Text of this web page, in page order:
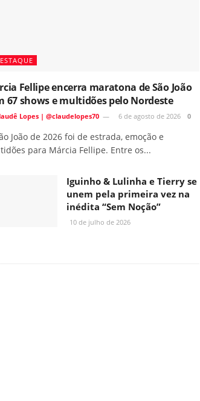
Fellipe encerra maratona de São João
67 shows e multidões pelo Nordeste
Lopes | @claudelopes70 6 de agosto de 2026 0
João de 2026 foi de estrada, emoção e
para Márcia Fellipe. Entre os...
Iguinho & Lulinha e Tierry se
unem pela primeira vez na
inédita “Sem Noção”
10 de julho de 2026